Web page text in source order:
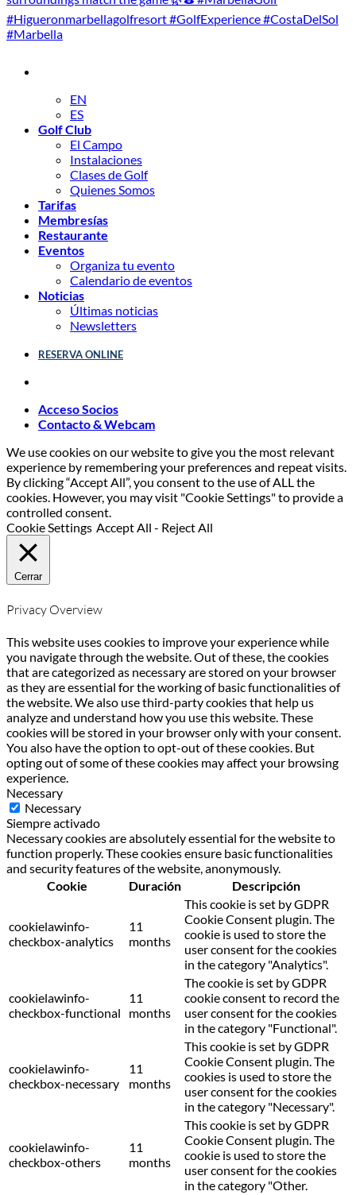
EN
ES
Golf Club
El Campo
Instalaciones
Clases de Golf
Quienes Somos
Tarifas
Membresías
Restaurante
Eventos
Organiza tu evento
Calendario de eventos
Noticias
Últimas noticias
Newsletters
RESERVA ONLINE
Acceso Socios
Contacto & Webcam
We use cookies on our website to give you the most relevant
experience by remembering your preferences and repeat visits.
By clicking “Accept All”, you consent to the use of ALL the
cookies. However, you may visit "Cookie Settings" to provide a
controlled consent.
Cookie Settings Accept All - Reject All
Cerrar
Privacy Overview
This website uses cookies to improve your experience while
you navigate through the website. Out of these, the cookies
that are categorized as necessary are stored on your browser
as they are essential for the working of basic functionalities of
the website. We also use third-party cookies that help us
analyze and understand how you use this website. These
cookies will be stored in your browser only with your consent.
You also have the option to opt-out of these cookies. But
opting out of some of these cookies may affect your browsing
experience.
Necessary
Necessary
Siempre activado
Necessary cookies are absolutely essential for the website to
function properly. These cookies ensure basic functionalities
and security features of the website, anonymously.
Cookie
Duración Descripción
cookielawinfo-
checkbox-analytics
11
months
This cookie is set by GDPR
Cookie Consent plugin. The
cookie is used to store the
user consent for the cookies
in the category "Analytics".
cookielawinfo-
checkbox-functional
11
months
The cookie is set by GDPR
cookie consent to record the
user consent for the cookies
in the category "Functional".
cookielawinfo-
checkbox-necessary
11
months
This cookie is set by GDPR
Cookie Consent plugin. The
cookies is used to store the
user consent for the cookies
in the category "Necessary".
cookielawinfo-
checkbox-others
11
months
This cookie is set by GDPR
Cookie Consent plugin. The
cookie is used to store the
user consent for the cookies
in the category "Other.